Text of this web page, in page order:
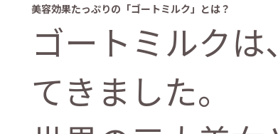
美容効果たっぷりの「ゴートミルク」とは？
ゴートミルク
てきました。